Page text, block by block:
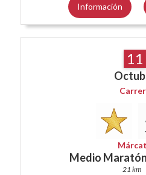
Información
11
Medio
21 km